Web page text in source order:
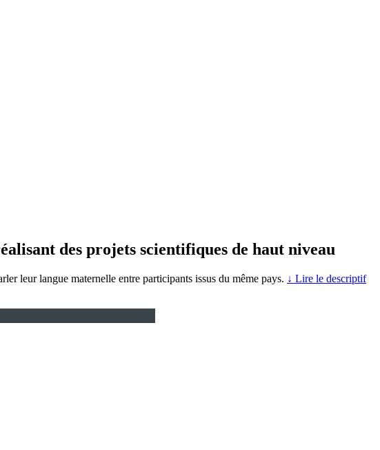
des projets scientifiques de haut niveau
leur langue maternelle entre participants issus du même pays. ↓ Lire le descriptif